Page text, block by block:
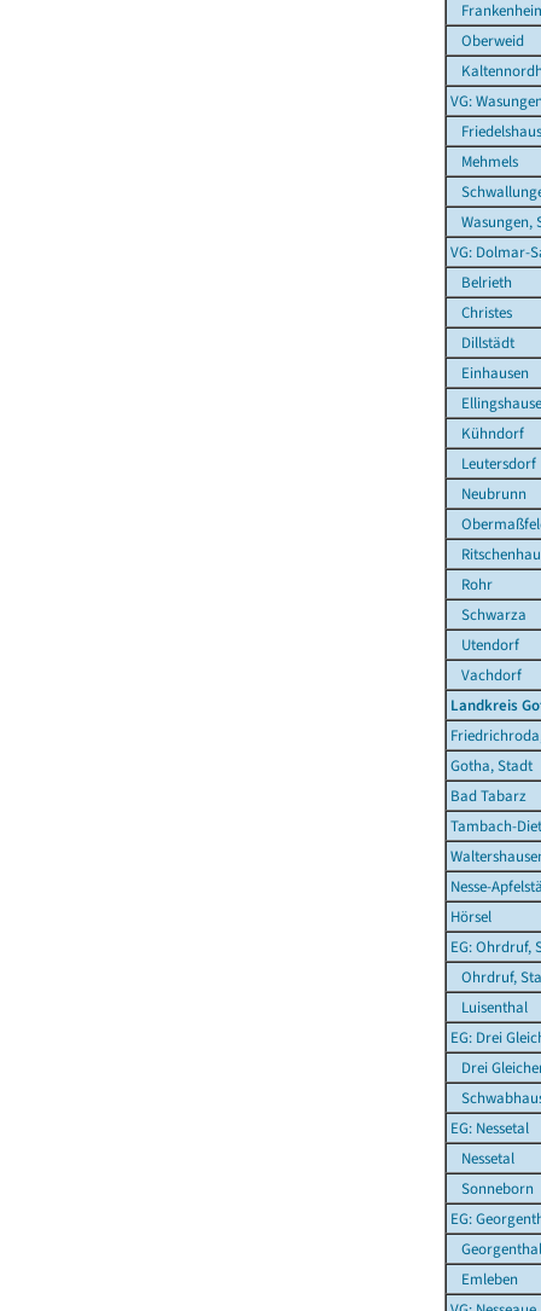
Oberweid
VG:
Mehmels
Wasungen,
VG: Dolmar-
Belrieth
Christes
Dillstädt
Einhausen
Kühndorf
Leutersdorf
Neubrunn
Rohr
Schwarza
Utendorf
Vachdorf
Landkreis
Gotha, Stadt
Bad Tabarz
Tambach-
Nesse-
Hörsel
EG: Ohrdruf,
Ohrdruf,
Luisenthal
EG: Drei
Drei
EG: Nessetal
Nessetal
Sonneborn
EG:
Georgenthal
Emleben